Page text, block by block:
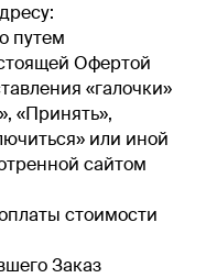
путем
Офертой
«галочки»
«Принять»,
или иной
сайтом
стоимости
Заказ